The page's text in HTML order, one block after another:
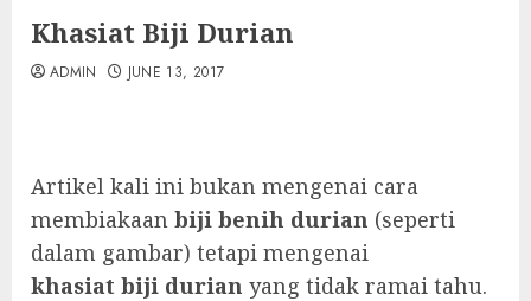
Khasiat Biji Durian
ADMIN JUNE 13, 2017
Artikel kali ini bukan mengenai cara
membiakaan biji benih durian (seperti
dalam gambar) tetapi mengenai
khasiat biji durian yang tidak ramai tahu.